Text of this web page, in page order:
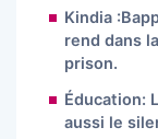
Kindia
rend dans
prison.
Éducation:
aussi le